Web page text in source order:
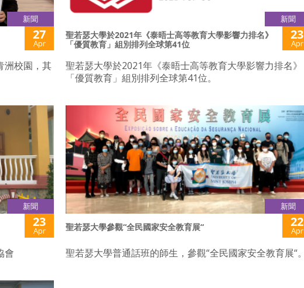
新聞
27
Apr
洲校園，其
新聞
聖若瑟大學於2021年《泰晤士高等教育大學影響力排名》
「優質教育」組別排列全球第41位
23
Apr
聖若瑟大學於2021年《泰晤士高等教育大學影響力排名》
「優質教育」組別排列全球第41位。
新聞
23
Apr
會
新聞
聖若瑟大學參觀“全民國家安全教育展“ 22
Apr
聖若瑟大學普通話班的師生，參觀“全民國家安全教育展“。